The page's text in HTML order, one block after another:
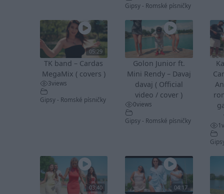
Gipsy - Romské písničky
05:29
TK band – Cardas
MegaMix ( covers )
3views
Gipsy - Romské písničky
Golon Junior ft.
Mini Rendy – Davaj
davaj ( Official
video / cover )
0views
Gipsy - Romské písničky
1
03:40 04:17